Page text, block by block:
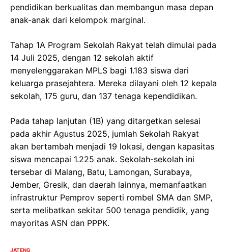
pendidikan berkualitas dan membangun masa depan
anak-anak dari kelompok marginal.
Tahap 1A Program Sekolah Rakyat telah dimulai pada
14 Juli 2025, dengan 12 sekolah aktif
menyelenggarakan MPLS bagi 1.183 siswa dari
keluarga prasejahtera. Mereka dilayani oleh 12 kepala
sekolah, 175 guru, dan 137 tenaga kependidikan.
Pada tahap lanjutan (1B) yang ditargetkan selesai
pada akhir Agustus 2025, jumlah Sekolah Rakyat
akan bertambah menjadi 19 lokasi, dengan kapasitas
siswa mencapai 1.225 anak. Sekolah-sekolah ini
tersebar di Malang, Batu, Lamongan, Surabaya,
Jember, Gresik, dan daerah lainnya, memanfaatkan
infrastruktur Pemprov seperti rombel SMA dan SMP,
serta melibatkan sekitar 500 tenaga pendidik, yang
mayoritas ASN dan PPPK.
JATENG